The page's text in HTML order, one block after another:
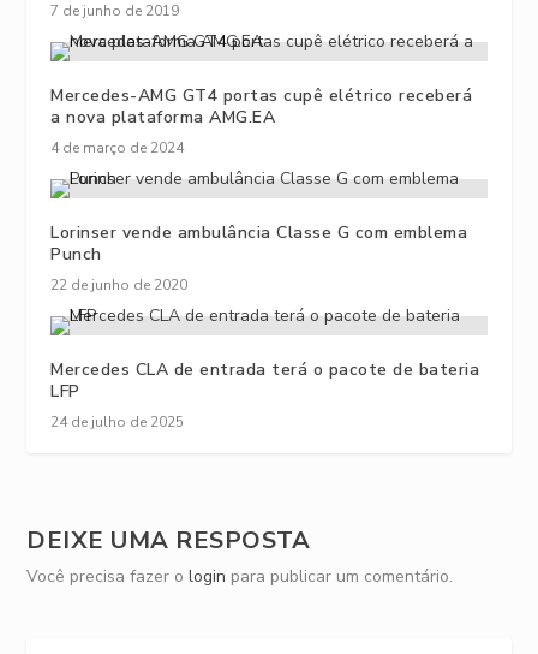
7 de junho de 2019
Mercedes-AMG GT4 portas cupê elétrico receberá
a nova plataforma AMG.EA
4 de março de 2024
Lorinser vende ambulância Classe G com emblema
Punch
22 de junho de 2020
Mercedes CLA de entrada terá o pacote de bateria
LFP
24 de julho de 2025
DEIXE UMA RESPOSTA
Você precisa fazer ologin para publicar um comentário.